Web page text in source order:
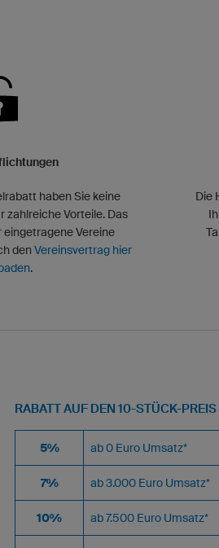
haben Sie keine
zahlreiche Vorteile. Das
eingetragene Vereine
den Vereinsvertrag hier
.
Die
RABATT AUF DEN 10-STÜCK-PREIS
5% ab 0 Euro Umsatz*
7% ab 3.000 Euro Umsatz*
10% ab 7.500 Euro Umsatz*